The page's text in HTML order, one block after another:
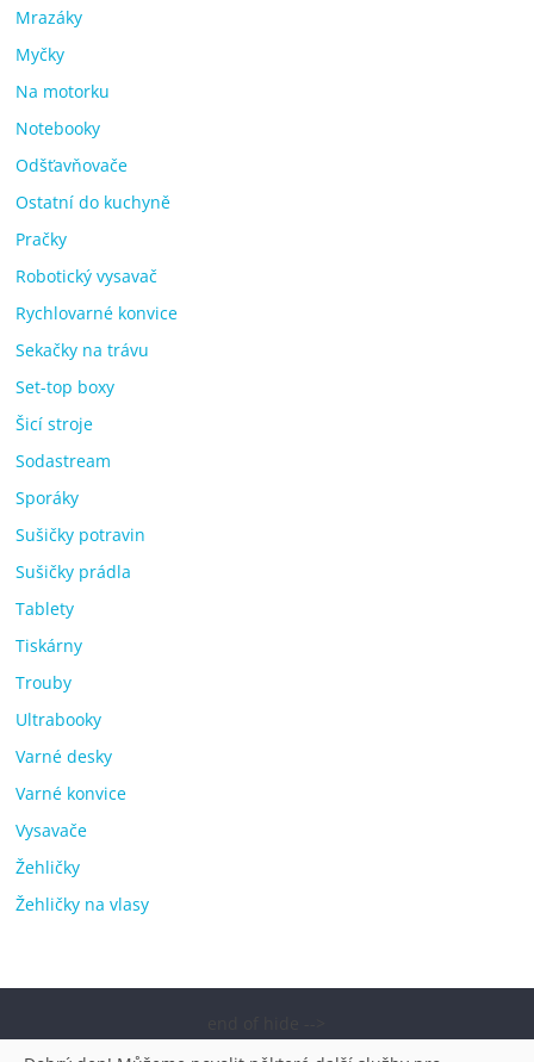
Mrazáky
Myčky
Na motorku
Notebooky
Odšťavňovače
Ostatní do kuchyně
Pračky
Robotický vysavač
Rychlovarné konvice
Sekačky na trávu
Set-top boxy
Šicí stroje
Sodastream
Sporáky
Sušičky potravin
Sušičky prádla
Tablety
Tiskárny
Trouby
Ultrabooky
Varné desky
Varné konvice
Vysavače
Žehličky
Žehličky na vlasy